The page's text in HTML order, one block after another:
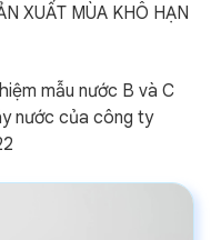
XUẤT MÙA KHÔ HẠN
mẫu nước B và C
nước của công ty